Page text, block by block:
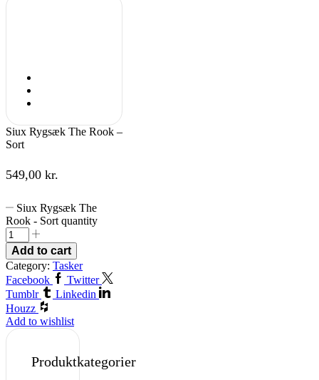
Siux Rygsæk The Rook –
Sort
549,00 kr.
Siux Rygsæk The
Rook - Sort quantity
Add to cart
Category: Tasker
Facebook
Twitter
Tumblr
Linkedin
Houzz
Add to wishlist
Produktkategorier